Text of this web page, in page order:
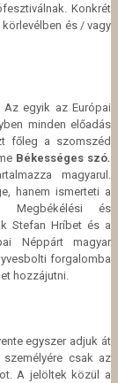
Konkrét
és / vagy
Az egyik az Európai
minden előadás
főleg a szomszéd
Békességes szó.
magyarul.
hanem ismerteti a
Megbékélési és
Stefan Hríbet és a
Néppárt magyar
forgalomba
hozzájutni.
egyszer adjuk át
csak az
A jelöltek közül a